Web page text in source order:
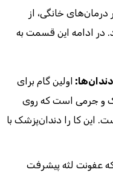
درمان‌های خانگی، از
ادامه این قسمت به
اولین گام برای
و جرمی است که روی
این کا را دندان‌پزشک با
عفونت لثه پیشرفت